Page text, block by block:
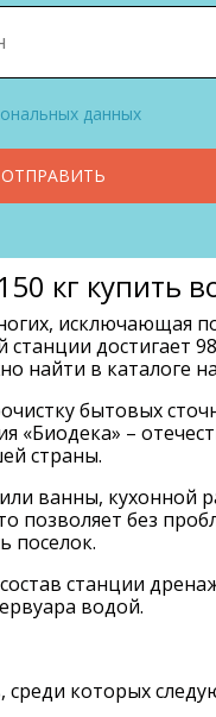
данных
ОТПРАВИТЬ
кг
достигает
найти в каталоге
бытовых
–
страны.
ванны,
позволяет без
поселок.
станции
водой.
среди которых